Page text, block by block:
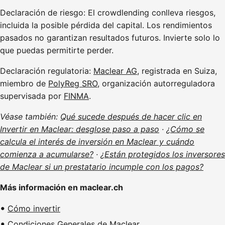
Declaración de riesgo: El crowdlending conlleva riesgos,
incluida la posible pérdida del capital. Los rendimientos
pasados no garantizan resultados futuros. Invierte solo lo
que puedas permitirte perder.
Declaración regulatoria: Maclear AG, registrada en Suiza,
miembro de PolyReg SRO, organización autorreguladora
supervisada por FINMA.
Véase también: Qué sucede después de hacer clic en
Invertir en Maclear: desglose paso a paso · ¿Cómo se
calcula el interés de inversión en Maclear y cuándo
comienza a acumularse? · ¿Están protegidos los inversores
de Maclear si un prestatario incumple con los pagos?
Más información en maclear.ch
Cómo invertir